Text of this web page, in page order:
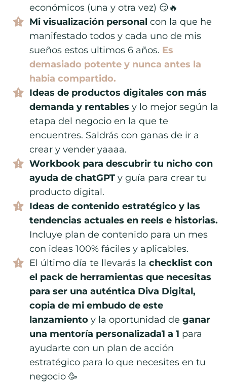
económicos (una y otra vez) 😏🔥
Mi visualización personal con la que he
manifestado todos y cada uno de mis
sueños estos ultimos 6 años. Es
demasiado potente y nunca antes la
habia compartido.
Ideas de productos digitales con más
demanda y rentables y lo mejor según la
etapa del negocio en la que te
encuentres. Saldrás con ganas de ir a
crear y vender yaaaa.
Workbook para descubrir tu nicho con
ayuda de chatGPT y guía para crear tu
producto digital.
Ideas de contenido estratégico y las
tendencias actuales en reels e historias.
Incluye plan de contenido para un mes
con ideas 100% fáciles y aplicables.
El último día te llevarás la checklist con
el pack de herramientas que necesitas
para ser una auténtica Diva Digital,
copia de mi embudo de este
lanzamiento y la oportunidad de ganar
una mentoría personalizada1 a 1 para
ayudarte con un plan de acción
estratégico para lo que necesites en tu
negocio 🥳